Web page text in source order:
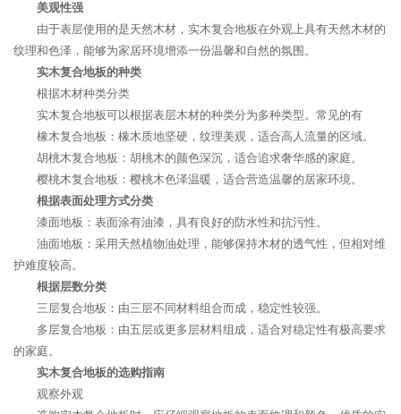
美观性强
由于表层使用的是天然木材，实木复合地板在外观上具有天然木材的
纹理和色泽，能够为家居环境增添一份温馨和自然的氛围。
实木复合地板的种类
根据木材种类分类
实木复合地板可以根据表层木材的种类分为多种类型。常见的有
橡木复合地板：橡木质地坚硬，纹理美观，适合高人流量的区域。
胡桃木复合地板：胡桃木的颜色深沉，适合追求奢华感的家庭。
樱桃木复合地板：樱桃木色泽温暖，适合营造温馨的居家环境。
根据表面处理方式分类
漆面地板：表面涂有油漆，具有良好的防水性和抗污性。
油面地板：采用天然植物油处理，能够保持木材的透气性，但相对维
护难度较高。
根据层数分类
三层复合地板：由三层不同材料组合而成，稳定性较强。
多层复合地板：由五层或更多层材料组成，适合对稳定性有极高要求
的家庭。
实木复合地板的选购指南
观察外观